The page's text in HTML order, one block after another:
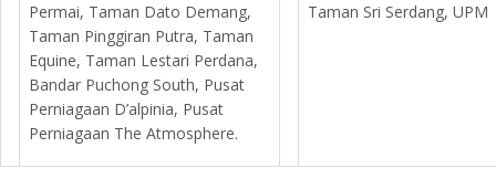
Permai, Taman Dato Demang,
Taman Pinggiran Putra, Taman
Equine, Taman Lestari Perdana,
Bandar Puchong South, Pusat
Perniagaan D’alpinia, Pusat
Perniagaan The Atmosphere.
Taman Sri Serdang, UPM